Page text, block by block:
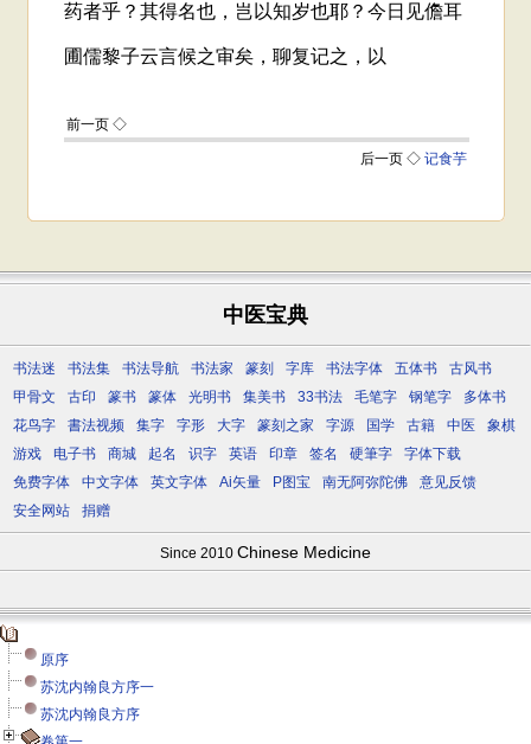
中医宝典
书法迷 书法集 书法导航 书法家 篆刻 字库 书法字体 五体书
古风书
甲骨文
古印 篆书 篆体 光明书 集美书 33书法 毛笔字 钢笔字
多体书
花鸟字
書法视频 集字 字形 大字 篆刻之家 字源 国学 古籍 中医
象棋
游戏
电子书 商城 起名 识字 英语 印章 签名 硬筆字
字体下载
免费字体
中文字体 英文字体 Ai矢量 P图宝 南无阿弥陀佛
意见反馈
安全网站
捐赠
Since 2010 Chinese Medicine
原序
苏沈内翰良方序一
苏沈内翰良方序